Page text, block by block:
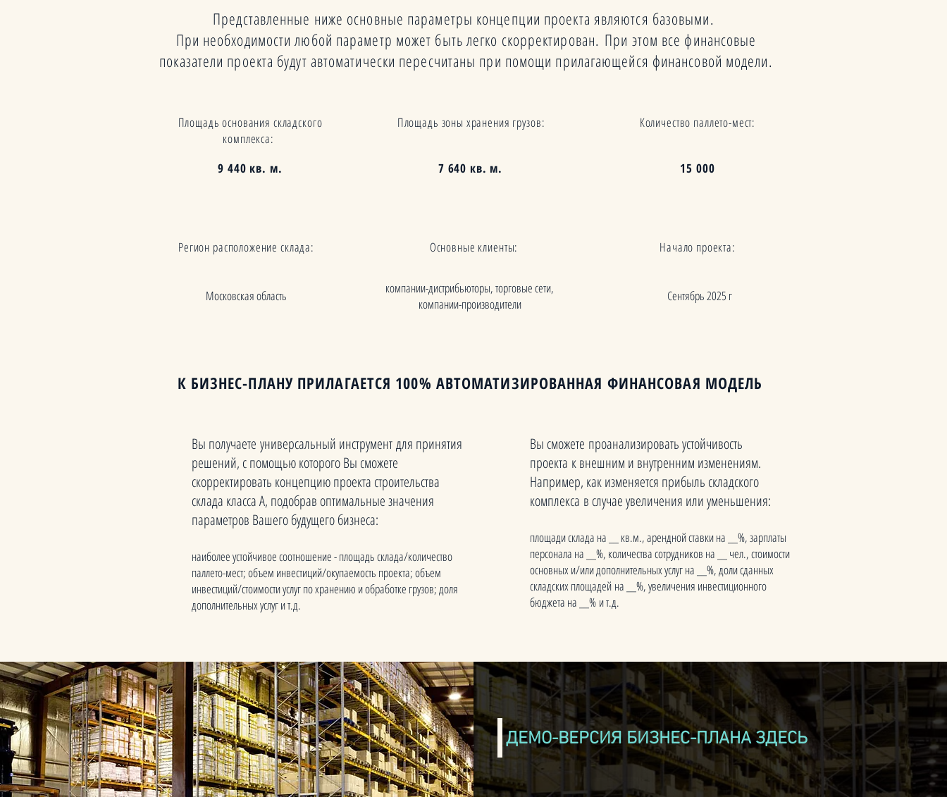
Представленные ниже основные параметры концепции проекта являются базовыми.
При необходимости любой параметр может быть легко скорректирован. При этом все финансовые
показатели проекта будут автоматически пересчитаны при помощи прилагающейся финансовой модели.
Площадь основания складского
комплекса:
9 440 кв. м.
Площадь зоны хранения грузов:
7 640 кв. м.
Количество паллето-мест:
15 000
Регион расположение склада:
Московская область
Основные клиенты:
компании-дистрибьюторы, торговые сети,
компании-производители
Начало проекта:
Сентябрь 2025 г
К БИЗНЕС-ПЛАНУ ПРИЛАГАЕТСЯ 100% АВТОМАТИЗИРОВАННАЯ ФИНАНСОВАЯ МОДЕЛЬ
Вы получаете универсальный инструмент для принятия
решений, с помощью которого Вы сможете
скорректировать концепцию проекта строительства
склада класса А, подобрав оптимальные значения
параметров Вашего будущего бизнеса:
наиболее устойчивое соотношение - площадь склада/количество
паллето-мест; объем инвестиций/окупаемость проекта; объем
инвестиций/стоимости услуг по хранению и обработке грузов; доля
дополнительных услуг и т.д.
Вы сможете проанализировать устойчивость
проекта к внешним и внутренним изменениям.
Например, как изменяется прибыль складского
комплекса в случае увеличения или уменьшения:
площади склада на __ кв.м., арендной ставки на __%, зарплаты
персонала на __%, количества сотрудников на __ чел., стоимости
основных и/или дополнительных услуг на __%, доли сданных
складских площадей на __%, увеличения инвестиционного
бюджета на __% и т.д.
ДЕМО-ВЕРСИЯ БИЗНЕС-ПЛАНА ЗДЕСЬ